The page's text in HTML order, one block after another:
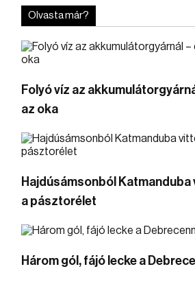
Olvasta már?
Folyó víz az
az oka
Hajdúsámsonból Katmanduba
a pásztorélet
Három gól, fájó lecke a